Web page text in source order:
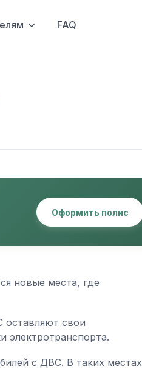
FAQ
Оформить полис
новые места, где
оставляют свои
электротранспорта.
с ДВС. В таких местах